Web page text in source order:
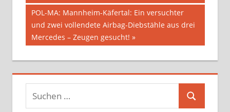
Nächster
Beitrag:
POL-MA: Mannheim-Käfertal: Ein versuchter
und zwei vollendete Airbag-Diebstähle aus drei
Mercedes – Zeugen gesucht!
Suchen
nach:
Suchen